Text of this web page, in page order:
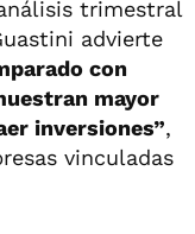
trimestral
advierte
con
mayor
inversiones”,
vinculadas